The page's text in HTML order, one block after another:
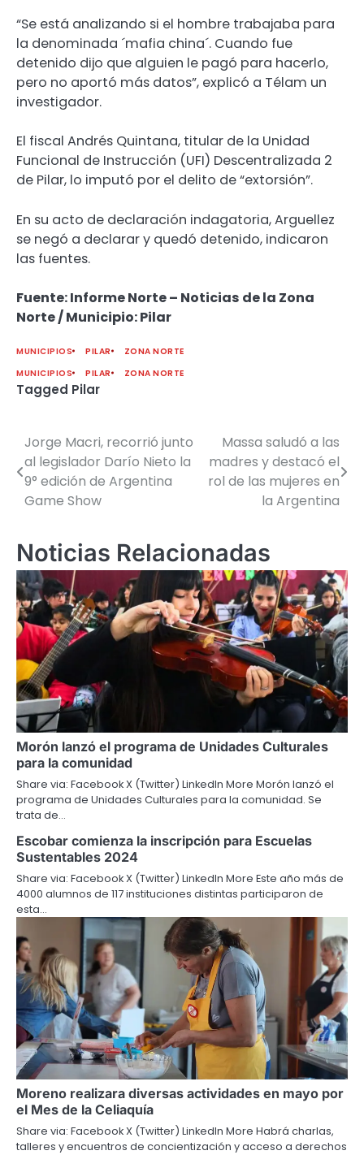
“Se está analizando si el hombre trabajaba para
la denominada ´mafia china´. Cuando fue
detenido dijo que alguien le pagó para hacerlo,
pero no aportó más datos”, explicó a Télam un
investigador.
El fiscal Andrés Quintana, titular de la Unidad
Funcional de Instrucción (UFI) Descentralizada 2
de Pilar, lo imputó por el delito de “extorsión”.
En su acto de declaración indagatoria, Arguellez
se negó a declarar y quedó detenido, indicaron
las fuentes.
Fuente: Informe Norte – Noticias de la Zona
Norte / Municipio: Pilar
MUNICIPIOS PILAR
ZONA NORTE
MUNICIPIOS
PILAR ZONA NORTE
Tagged Pilar
Navegación
de
entradas
Jorge Macri, recorrió junto
al legislador Darío Nieto la
9° edición de Argentina
Game Show
Massa saludó a las
madres y destacó el
rol de las mujeres en
la Argentina
Noticias Relacionadas
Morón lanzó el programa de Unidades Culturales
para la comunidad
Share via: Facebook X (Twitter) LinkedIn More Morón lanzó el
programa de Unidades Culturales para la comunidad. Se
trata de…
Escobar comienza la inscripción para Escuelas
Sustentables 2024
Share via: Facebook X (Twitter) LinkedIn More Este año más de
4000 alumnos de 117 instituciones distintas participaron de
esta…
Moreno realizara diversas actividades en mayo por
el Mes de la Celiaquía
Share via: Facebook X (Twitter) LinkedIn More Habrá charlas,
talleres y encuentros de concientización y acceso a derechos